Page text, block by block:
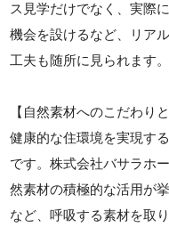
ス見学だけでなく、実際
機会を設けるなど、リア
工夫も随所に見られます。
【自然素材へのこだわり
健康的な住環境を実現す
です。株式会社バサラホ
然素材の積極的な活用が
など、呼吸する素材を取